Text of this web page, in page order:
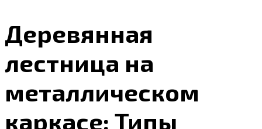
Деревянная
лестница на
металлическом
каркасе: Типы